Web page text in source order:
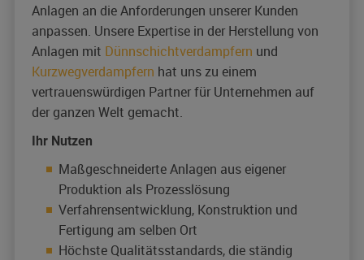
Anlagen an die Anforderungen unserer Kunden
anpassen. Unsere Expertise in der Herstellung von
Anlagen mit Dünnschichtverdampfern und
Kurzwegverdampfern hat uns zu einem
vertrauenswürdigen Partner für Unternehmen auf
der ganzen Welt gemacht.
Ihr Nutzen
Maßgeschneiderte Anlagen aus eigener
Produktion als Prozesslösung
Verfahrensentwicklung, Konstruktion und
Fertigung am selben Ort
Höchste Qualitätsstandards, die ständig